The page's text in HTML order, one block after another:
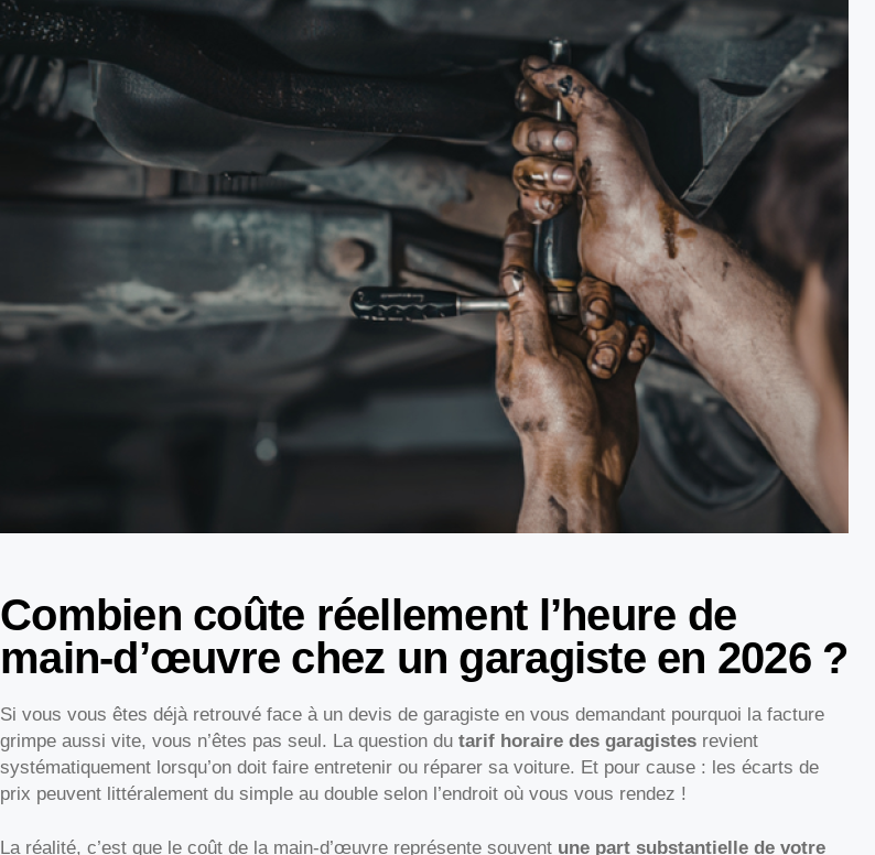
Combien coûte réellement l’heure de
main-d’œuvre chez un garagiste en 2026 ?
Si vous vous êtes déjà retrouvé face à un devis de garagiste en vous demandant pourquoi la facture
grimpe aussi vite, vous n’êtes pas seul. La question du tarif horaire des garagistes revient
systématiquement lorsqu’on doit faire entretenir ou réparer sa voiture. Et pour cause : les écarts de
prix peuvent littéralement du simple au double selon l’endroit où vous vous rendez !
La réalité, c’est que le coût de la main-d’œuvre représente souvent une part substantielle de votre